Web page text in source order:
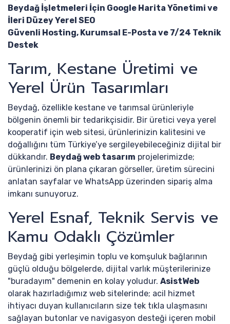
Beydağ İşletmeleri İçin Google Harita Yönetimi ve
İleri Düzey Yerel SEO
Güvenli Hosting, Kurumsal E-Posta ve 7/24 Teknik
Destek
Tarım, Kestane Üretimi ve
Yerel Ürün Tasarımları
Beydağ, özellikle kestane ve tarımsal ürünleriyle
bölgenin önemli bir tedarikçisidir. Bir üretici veya yerel
kooperatif için web sitesi, ürünlerinizin kalitesini ve
doğallığını tüm Türkiye’ye sergileyebileceğiniz dijital bir
dükkandır. Beydağ web tasarım projelerimizde;
ürünlerinizi ön plana çıkaran görseller, üretim sürecini
anlatan sayfalar ve WhatsApp üzerinden sipariş alma
imkanı sunuyoruz.
Yerel Esnaf, Teknik Servis ve
Kamu Odaklı Çözümler
Beydağ gibi yerleşimin toplu ve komşuluk bağlarının
güçlü olduğu bölgelerde, dijital varlık müşterilerinize
"buradayım" demenin en kolay yoludur. AsistWeb
olarak hazırladığımız web sitelerinde; acil hizmet
ihtiyacı duyan kullanıcıların size tek tıkla ulaşmasını
sağlayan butonlar ve navigasyon desteği içeren mobil